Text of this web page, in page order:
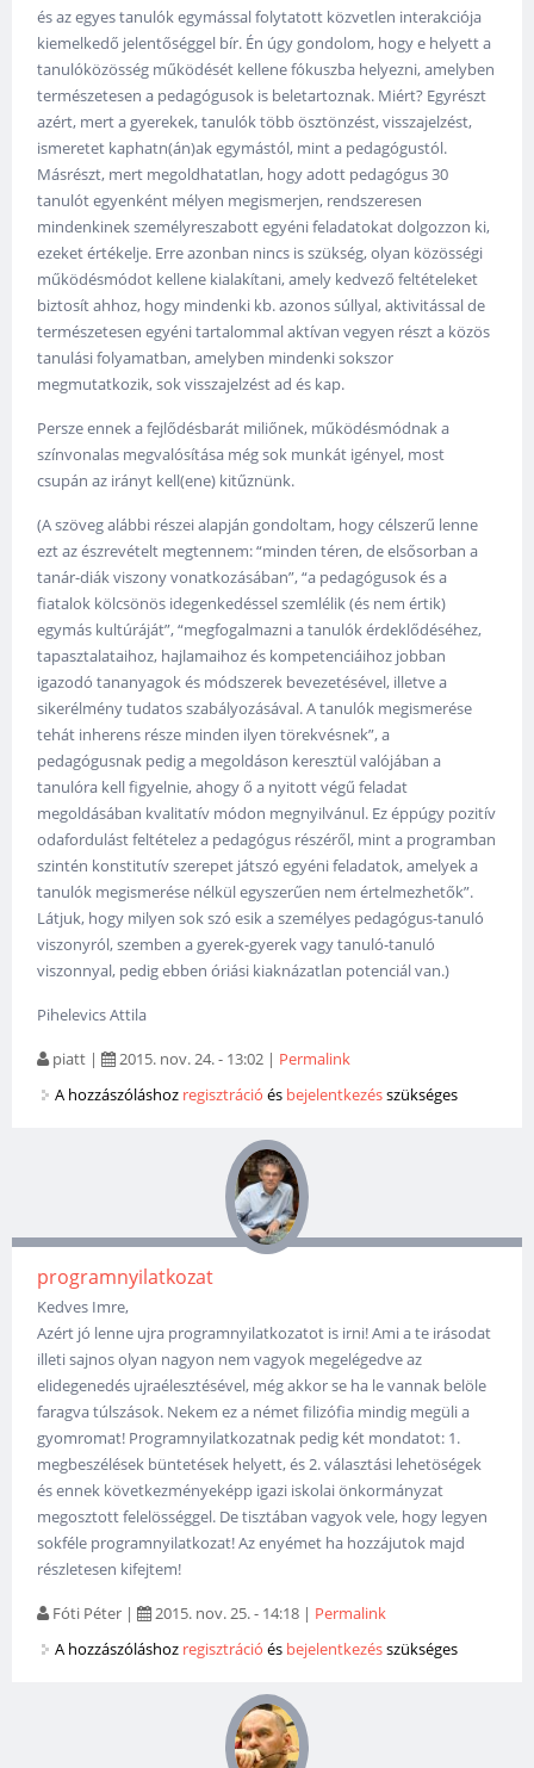
és az egyes tanulók egymással folytatott közvetlen interakciója
kiemelkedő jelentőséggel bír. Én úgy gondolom, hogy e helyett a
tanulóközösség működését kellene fókuszba helyezni, amelyben
természetesen a pedagógusok is beletartoznak. Miért? Egyrészt
azért, mert a gyerekek, tanulók több ösztönzést, visszajelzést,
ismeretet kaphatn(án)ak egymástól, mint a pedagógustól.
Másrészt, mert megoldhatatlan, hogy adott pedagógus 30
tanulót egyenként mélyen megismerjen, rendszeresen
mindenkinek személyreszabott egyéni feladatokat dolgozzon ki,
ezeket értékelje. Erre azonban nincs is szükség, olyan közösségi
működésmódot kellene kialakítani, amely kedvező feltételeket
biztosít ahhoz, hogy mindenki kb. azonos súllyal, aktivitással de
természetesen egyéni tartalommal aktívan vegyen részt a közös
tanulási folyamatban, amelyben mindenki sokszor
megmutatkozik, sok visszajelzést ad és kap.
Persze ennek a fejlődésbarát miliőnek, működésmódnak a
színvonalas megvalósítása még sok munkát igényel, most
csupán az irányt kell(ene) kitűznünk.
(A szöveg alábbi részei alapján gondoltam, hogy célszerű lenne
ezt az észrevételt megtennem: “minden téren, de elsősorban a
tanár-diák viszony vonatkozásában”, “a pedagógusok és a
fiatalok kölcsönös idegenkedéssel szemlélik (és nem értik)
egymás kultúráját”, “megfogalmazni a tanulók érdeklődéséhez,
tapasztalataihoz, hajlamaihoz és kompetenciáihoz jobban
igazodó tananyagok és módszerek bevezetésével, illetve a
sikerélmény tudatos szabályozásával. A tanulók megismerése
tehát inherens része minden ilyen törekvésnek”, a
pedagógusnak pedig a megoldáson keresztül valójában a
tanulóra kell figyelnie, ahogy ő a nyitott végű feladat
megoldásában kvalitatív módon megnyilvánul. Ez éppúgy pozitív
odafordulást feltételez a pedagógus részéről, mint a programban
szintén konstitutív szerepet játszó egyéni feladatok, amelyek a
tanulók megismerése nélkül egyszerűen nem értelmezhetők”.
Látjuk, hogy milyen sok szó esik a személyes pedagógus-tanuló
viszonyról, szemben a gyerek-gyerek vagy tanuló-tanuló
viszonnyal, pedig ebben óriási kiaknázatlan potenciál van.)
Pihelevics Attila
piatt | 2015. nov. 24. - 13:02 | Permalink
A hozzászóláshoz regisztráció és bejelentkezésszükséges
programnyilatkozat
Kedves Imre,
Azért jó lenne ujra programnyilatkozatot is irni! Ami a te irásodat
illeti sajnos olyan nagyon nem vagyok megelégedve az
elidegenedés ujraélesztésével, még akkor se ha le vannak belöle
faragva túlszások. Nekem ez a német filizófia mindig megüli a
gyomromat! Programnyilatkozatnak pedig két mondatot: 1.
megbeszélések büntetések helyett, és 2. választási lehetöségek
és ennek következményeképp igazi iskolai önkormányzat
megosztott felelösséggel. De tisztában vagyok vele, hogy legyen
sokféle programnyilatkozat! Az enyémet ha hozzájutok majd
részletesen kifejtem!
Fóti Péter | 2015. nov. 25. - 14:18 | Permalink
A hozzászóláshoz regisztráció és bejelentkezésszükséges